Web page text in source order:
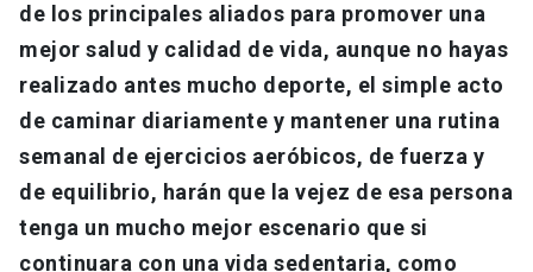
de los principales aliados para promover una
mejor salud y calidad de vida, aunque no hayas
realizado antes mucho deporte, el simple acto
de caminar diariamente y mantener una rutina
semanal de ejercicios aeróbicos, de fuerza y
de equilibrio, harán que la vejez de esa persona
tenga un mucho mejor escenario que si
continuara con una vida sedentaria, como